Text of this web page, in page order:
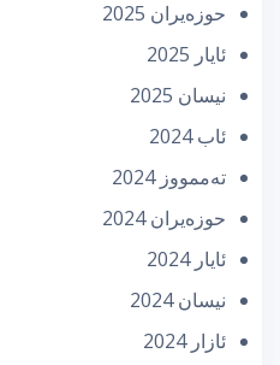
حوزه‌یران 2025
ئایار 2025
نیسان 2025
ئاب 2024
تەممووز 2024
حوزه‌یران 2024
ئایار 2024
نیسان 2024
ئازار 2024